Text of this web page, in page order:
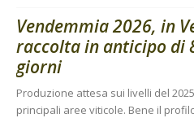
Vendemmia 2026, in
raccolta in anticipo di
giorni
Produzione attesa sui livelli del
principali aree viticole. Bene il